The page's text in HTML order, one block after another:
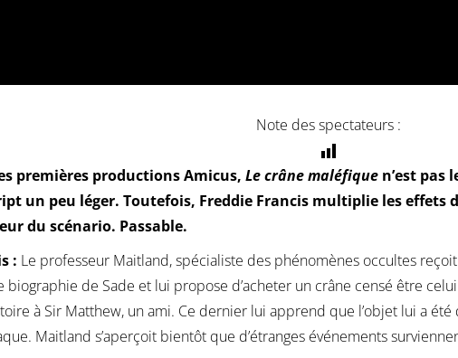
Note des spectateurs :
premières productions Amicus, Le crâne maléfique n’est pas
un peu léger. Toutefois, Freddie Francis multiplie les effets
du scénario. Passable.
: Le professeur Maitland, spécialiste des phénomènes occultes
biographie de Sade et lui propose d’acheter un crâne censé être
à Sir Matthew, un ami. Ce dernier lui apprend que l’objet lui a
Maitland s’aperçoit bientôt que d’étranges événements